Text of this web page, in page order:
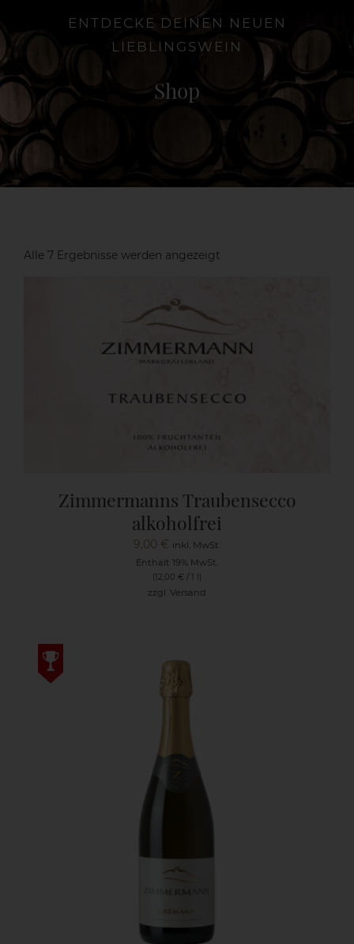
Shop
Aktuelles
ENTDECKE DEINEN NEUEN
LIEBLINGSWEIN
Shop
Alle 7 Ergebnisse werden angezeigt
Zimmermanns Traubensecco
alkoholfrei
9,00 € inkl. MwSt.
Enthält 19% MwSt.
(12,00 € / 1 l)
zzgl. Versand